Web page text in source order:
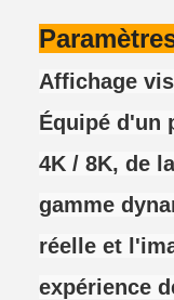
Affichage
Équipé d'un
4K / 8K, de
gamme
réelle et
expérience